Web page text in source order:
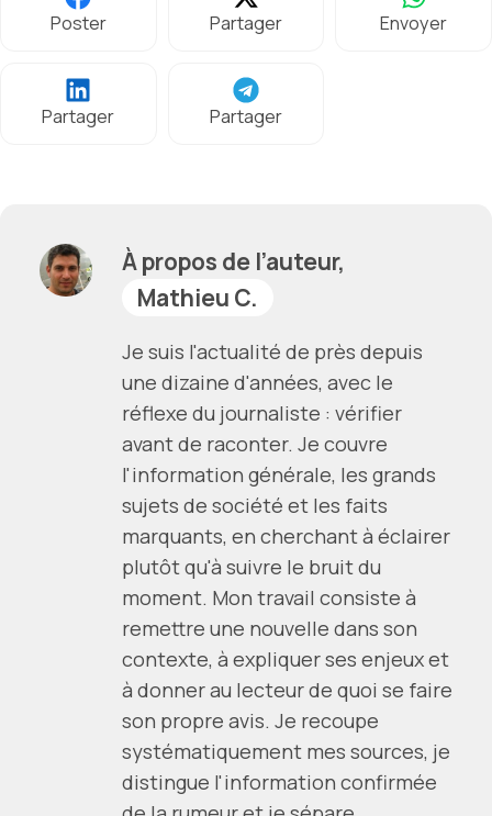
Poster Partager Envoyer
Partager Partager
À propos de l’auteur,
Mathieu C.
Je suis l'actualité de près depuis
une dizaine d'années, avec le
réflexe du journaliste : vérifier
avant de raconter. Je couvre
l'information générale, les grands
sujets de société et les faits
marquants, en cherchant à éclairer
plutôt qu'à suivre le bruit du
moment. Mon travail consiste à
remettre une nouvelle dans son
contexte, à expliquer ses enjeux et
à donner au lecteur de quoi se faire
son propre avis. Je recoupe
systématiquement mes sources, je
distingue l'information confirmée